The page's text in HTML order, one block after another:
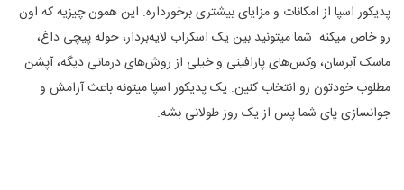
پدیکور اسپا از امکانات و مزایای بیشتری برخورداره. این همون چیزیه که اون
رو خاص میکنه. شما میتونید بین یک اسکراب لایه‌بردار، حوله پیچی داغ،
ماسک آبرسان‌، وکس‌های پارافینی و خیلی از روش‌های درمانی دیگه، آپشن
مطلوب خودتون رو انتخاب کنین. یک پدیکور اسپا میتونه باعث آرامش و
جوانسازی پای شما پس از یک روز طولانی بشه.